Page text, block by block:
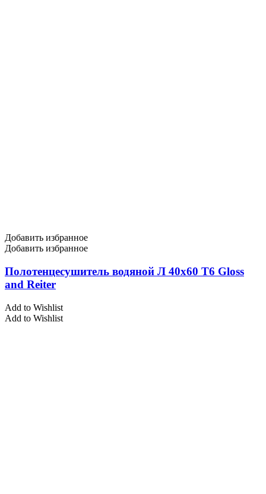
Добавить избранное
Добавить избранное
Полотенцесушитель водяной Л 40х60 Т6 Gloss
and Reiter
Add to Wishlist
Add to Wishlist